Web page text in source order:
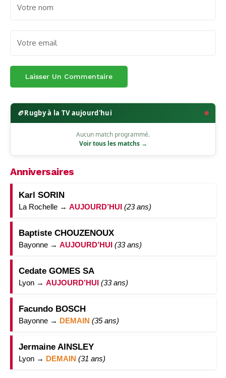
🏉Rugby à la TV aujourd'hui
Aucun match programmé.
Voir tous les matchs →
Anniversaires
Karl SORIN
La Rochelle → AUJOURD’HUI (23 ans)
Baptiste CHOUZENOUX
Bayonne → AUJOURD’HUI (33 ans)
Cedate GOMES SA
Lyon → AUJOURD’HUI (33 ans)
Facundo BOSCH
Bayonne → DEMAIN (35 ans)
Jermaine AINSLEY
Lyon → DEMAIN (31 ans)